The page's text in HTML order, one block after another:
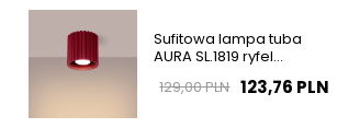
Sufitowa lampa tuba
AURA SL.1819 ryfel
123,76 PLN
129,00 PLN